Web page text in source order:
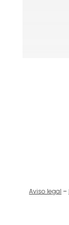
Aviso legal –